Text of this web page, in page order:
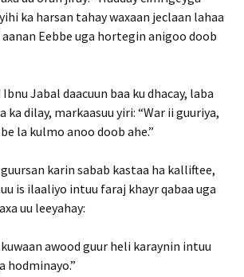
ka harsan tahay waxaan jeclaan lahaa
aanan Eebbe uga hortegin anigoo doob
Jabal daacuun baa ku dhacay, laba
ka dilay, markaasuu yiri: “War ii guuriya,
la kulmo anoo doob ahe.”
karin sabab kastaa ha kalliftee,
is ilaaliyo intuu faraj khayr qabaa uga
uu leeyahay:
awood guur heli karaynin intuu
hodminayo.”